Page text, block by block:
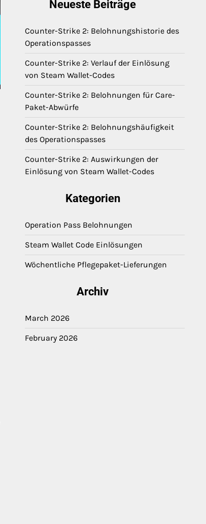
Neueste Beiträge
Counter-Strike 2: Belohnungshistorie des
Operationspasses
Counter-Strike 2: Verlauf der Einlösung
von Steam Wallet-Codes
Counter-Strike 2: Belohnungen für Care-
Paket-Abwürfe
Counter-Strike 2: Belohnungshäufigkeit
des Operationspasses
Counter-Strike 2: Auswirkungen der
Einlösung von Steam Wallet-Codes
Kategorien
Operation Pass Belohnungen
Steam Wallet Code Einlösungen
Wöchentliche Pflegepaket-Lieferungen
Archiv
March 2026
February 2026